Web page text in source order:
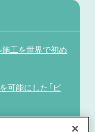
工を世界で初め
可能にした「ピ